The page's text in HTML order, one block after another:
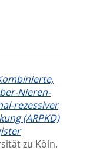
Nieren-
rezessiver
(ARPKD)
zu Köln.